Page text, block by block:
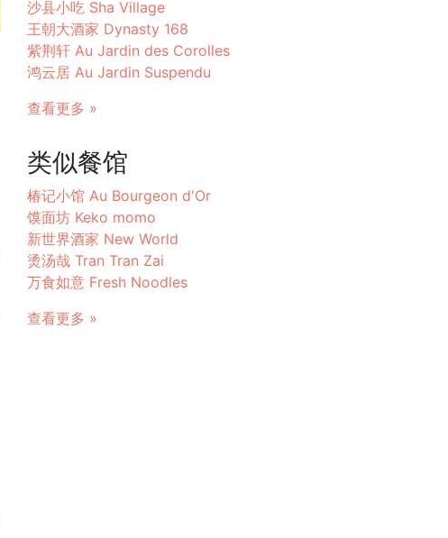
沙县小吃 Sha Village
王朝大酒家 Dynasty 168
紫荆轩 Au Jardin des Corolles
鸿云居 Au Jardin Suspendu
查看更多 »
类似餐馆
椿记小馆 Au Bourgeon d'Or
馍面坊 Keko momo
新世界酒家 New World
烫汤哉 Tran Tran Zai
万食如意 Fresh Noodles
查看更多 »